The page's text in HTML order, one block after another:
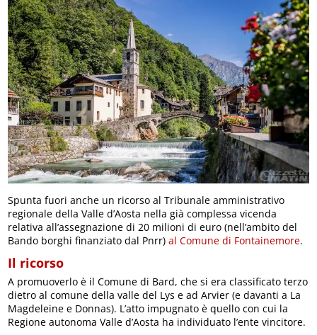
Spunta fuori anche un ricorso al Tribunale amministrativo
regionale della Valle d’Aosta nella già complessa vicenda
relativa all’assegnazione di 20 milioni di euro (nell’ambito del
Bando borghi finanziato dal Pnrr)al Comune di Fontainemore.
Il ricorso
A promuoverlo è il Comune di Bard, che si era classificato terzo
dietro al comune della valle del Lys e ad Arvier (e davanti a La
Magdeleine e Donnas). L’atto impugnato è quello con cui la
Regione autonoma Valle d’Aosta ha individuato l’ente vincitore.